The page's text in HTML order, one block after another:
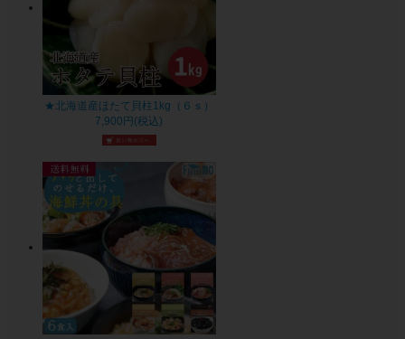
★北海道産ほたて貝柱1kg（６ｓ）
7,900円(税込)